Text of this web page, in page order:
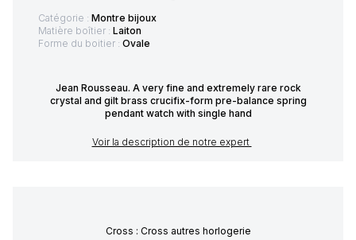
Catégorie : Montre bijoux
Matière boîtier : Laiton
Forme du boitier : Ovale
Jean Rousseau. A very fine and extremely rare rock
crystal and gilt brass crucifix-form pre-balance spring
pendant watch with single hand
Voir la description de notre expert
Cross : Cross autres horlogerie